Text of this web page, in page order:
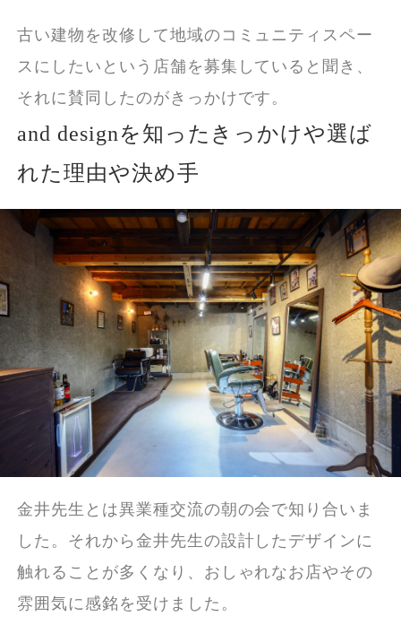
古い建物を改修して地域のコミュニティスペー
スにしたいという店舗を募集していると聞き、
それに賛同したのがきっかけです。
and designを知ったきっかけや選ば
れた理由や決め手
金井先生とは異業種交流の朝の会で知り合いま
した。それから金井先生の設計したデザインに
触れることが多くなり、おしゃれなお店やその
雰囲気に感銘を受けました。